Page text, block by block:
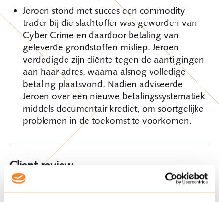
Jeroen stond met succes een commodity
trader bij die slachtoffer was geworden van
Cyber Crime en daardoor betaling van
geleverde grondstoffen misliep. Jeroen
verdedigde zijn cliënte tegen de aantijgingen
aan haar adres, waarna alsnog volledige
betaling plaatsvond. Nadien adviseerde
Jeroen over een nieuwe betalingssystematiek
middels documentair krediet, om soortgelijke
problemen in de toekomst te voorkomen.
Client review
If there is a lack of options, Jeroen creates new
ones